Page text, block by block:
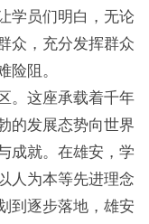
学员们明白，无论
众，充分发挥群众
险阻。
。这座承载着千年
的发展态势向世界
成就。在雄安，学
人为本等先进理念
到逐步落地，雄安